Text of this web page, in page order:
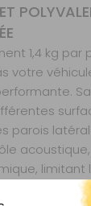
1,4 kg par
votre
parois
la